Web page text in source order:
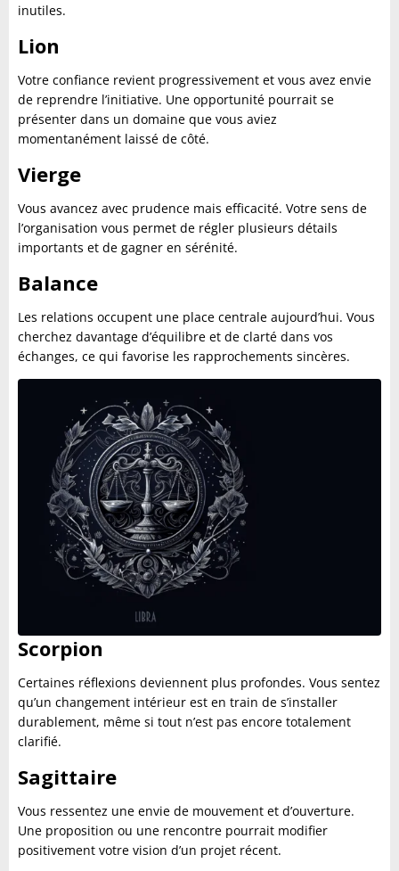
inutiles.
Lion
Votre confiance revient progressivement et vous avez envie
de reprendre l’initiative. Une opportunité pourrait se
présenter dans un domaine que vous aviez
momentanément laissé de côté.
Vierge
Vous avancez avec prudence mais efficacité. Votre sens de
l’organisation vous permet de régler plusieurs détails
importants et de gagner en sérénité.
Balance
Les relations occupent une place centrale aujourd’hui. Vous
cherchez davantage d’équilibre et de clarté dans vos
échanges, ce qui favorise les rapprochements sincères.
Scorpion
Certaines réflexions deviennent plus profondes. Vous sentez
qu’un changement intérieur est en train de s’installer
durablement, même si tout n’est pas encore totalement
clarifié.
Sagittaire
Vous ressentez une envie de mouvement et d’ouverture.
Une proposition ou une rencontre pourrait modifier
positivement votre vision d’un projet récent.